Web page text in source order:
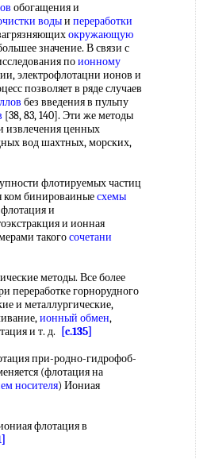
обогащения и
водыи переработки
окружающую
значение. В связи с
поионному
электрофлотацни ионов и
позволяет в ряде случаев
без введения в пульпу
[38, 83, 140]. Эти же методы
извлечения ценных
вод шахтных, морских,
флотируемых частиц
ком бинироваиныесхемы
и
и ионная
такогосочетани
методы. Все более
переработке горнорудного
и металлургические,
ионный обмен,
и т. д.
[c.135]
при-родно-гидрофоб-
(флотация на
носителя) Иониая
флотация в